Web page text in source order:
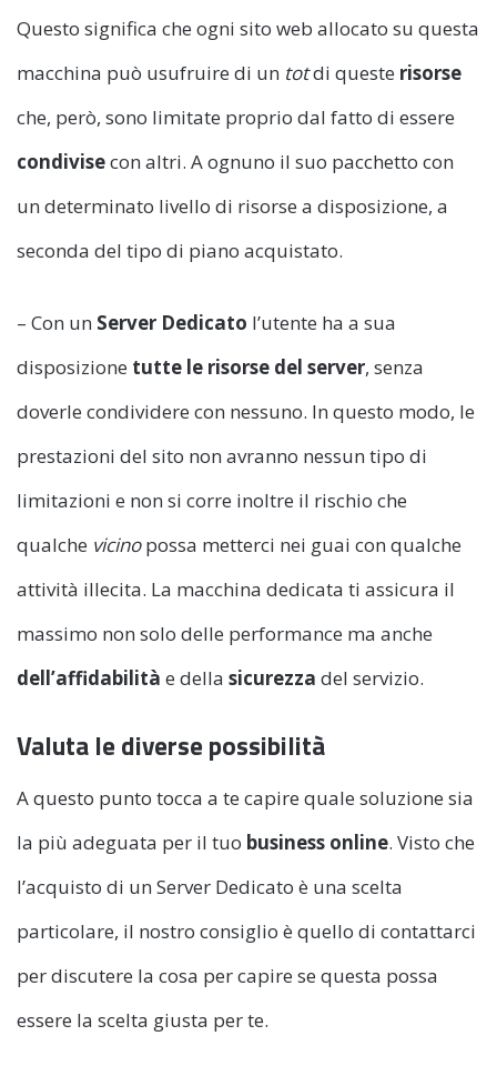
Questo significa che ogni sito web allocato su questa
macchina può usufruire di un totdi queste risorse
che, però, sono limitate proprio dal fatto di essere
condivisecon altri. A ognuno il suo pacchetto con
un determinato livello di risorse a disposizione, a
seconda del tipo di piano acquistato.
– Con un Server Dedicato l’utente ha a sua
disposizione tutte le risorse del server, senza
doverle condividere con nessuno. In questo modo, le
prestazioni del sito non avranno nessun tipo di
limitazioni e non si corre inoltre il rischio che
qualche vicinopossa metterci nei guai con qualche
attività illecita. La macchina dedicata ti assicura il
massimo non solo delle performance ma anche
dell’affidabilità e della sicurezza del servizio.
Valuta le diverse possibilità
A questo punto tocca a te capire quale soluzione sia
la più adeguata per il tuo business online. Visto che
l’acquisto di un Server Dedicato è una scelta
particolare, il nostro consiglio è quello di contattarci
per discutere la cosa per capire se questa possa
essere la scelta giusta per te.